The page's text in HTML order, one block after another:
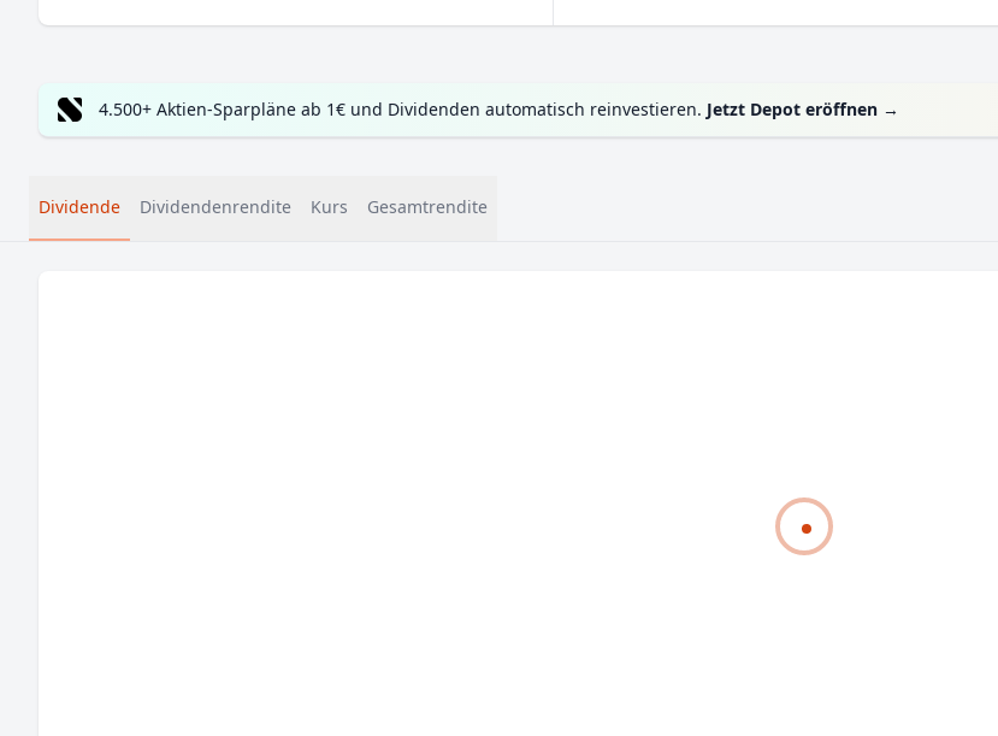
4.500+ Aktien-Sparpläne ab 1€ und Dividenden automatisch reinvestieren. Jetzt Depot eröffnen →
Dividende Dividendenrendite Kurs Gesamtrendite